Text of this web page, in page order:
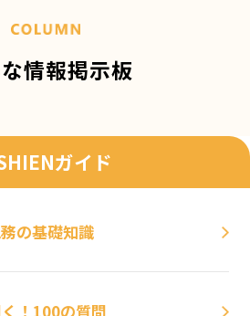
情報掲示板
ガイド
の基礎知識
！100の質問